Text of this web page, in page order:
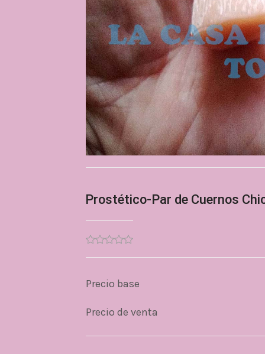
Prostético-Par de Cuernos
Precio base
Precio de venta